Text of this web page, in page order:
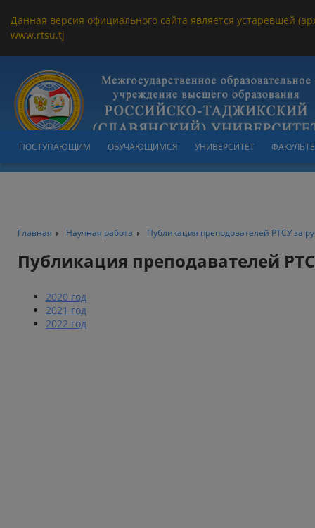
Данная версия официального сайта является устаревшей
www.rtsu.tj
ПОСТУПАЮЩИМ ОБУЧАЮЩИМСЯ УНИВЕРСИТЕТ
Главная Научная работа Публикация преподователей РТСУ за
Публикация преподавателей
2020 год
2021 год
2022 год